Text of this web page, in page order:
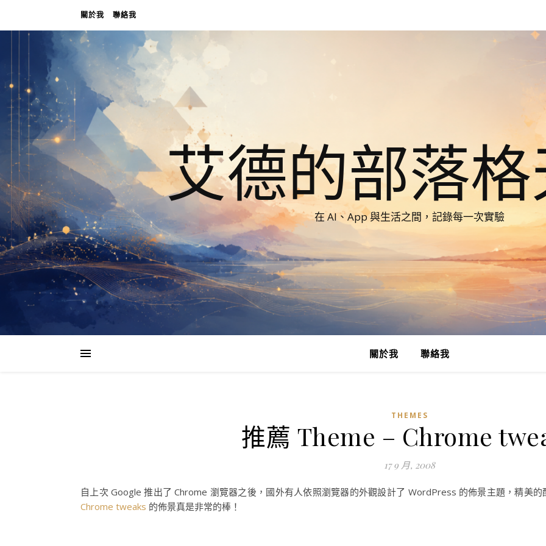
關於我 聯絡我
艾德的部落
在 AI、App 與生活之間，記錄每一次實驗
關於我 聯絡我
THEMES
推薦 Theme – Chrome
17 9 月, 2008
自上次 Google 推出了 Chrome 瀏覽器之後，國外有人依照瀏覽器的外觀設計了 WordPress 的佈景主題，精美
Chrome tweaks 的佈景真是非常的棒！